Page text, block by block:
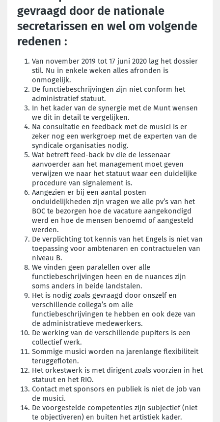
gevraagd door de nationale
secretarissen en wel om volgende
redenen :
Van november 2019 tot 17 juni 2020 lag het dossier
stil. Nu in enkele weken alles afronden is
onmogelijk.
De functiebeschrijvingen zijn niet conform het
administratief statuut.
In het kader van de synergie met de Munt wensen
we dit in detail te vergelijken.
Na consultatie en feedback met de musici is er
zeker nog een werkgroep met de experten van de
syndicale organisaties nodig.
Wat betreft feed-back bv die de lessenaar
aanvoerder aan het management moet geven
verwijzen we naar het statuut waar een duidelijke
procedure van signalement is.
Aangezien er bij een aantal posten
onduidelijkheden zijn vragen we alle pv’s van het
BOC te bezorgen hoe de vacature aangekondigd
werd en hoe de mensen benoemd of aangesteld
werden.
De verplichting tot kennis van het Engels is niet van
toepassing voor ambtenaren en contractuelen van
niveau B.
We vinden geen paralellen over alle
functiebeschrijvingen heen en de nuances zijn
soms anders in beide landstalen.
Het is nodig zoals gevraagd door onszelf en
verschillende collega’s om alle
functiebeschrijvingen te hebben en ook deze van
de administratieve medewerkers.
De werking van de verschillende pupiters is een
collectief werk.
Sommige musici worden na jarenlange flexibiliteit
teruggefloten.
Het orkestwerk is met dirigent zoals voorzien in het
statuut en het RIO.
Contact met sponsors en publiek is niet de job van
de musici.
De voorgestelde competenties zijn subjectief (niet
te objectiveren) en buiten het artistiek kader.